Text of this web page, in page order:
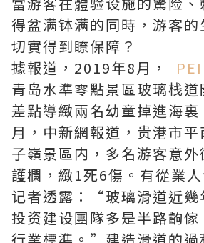
得盆满钵满的同時，游客
切實得到瞭保障？
據報道，2019年8月，
青岛水準零點景區玻璃栈道
差點導緻兩名幼童掉進海
月，中新網報道，贵港市
子嶺景區内，多名游客意
護欄，緻1死6傷。有從業
记者透露：“玻璃滑道近幾
投资建设團隊多是半路齣